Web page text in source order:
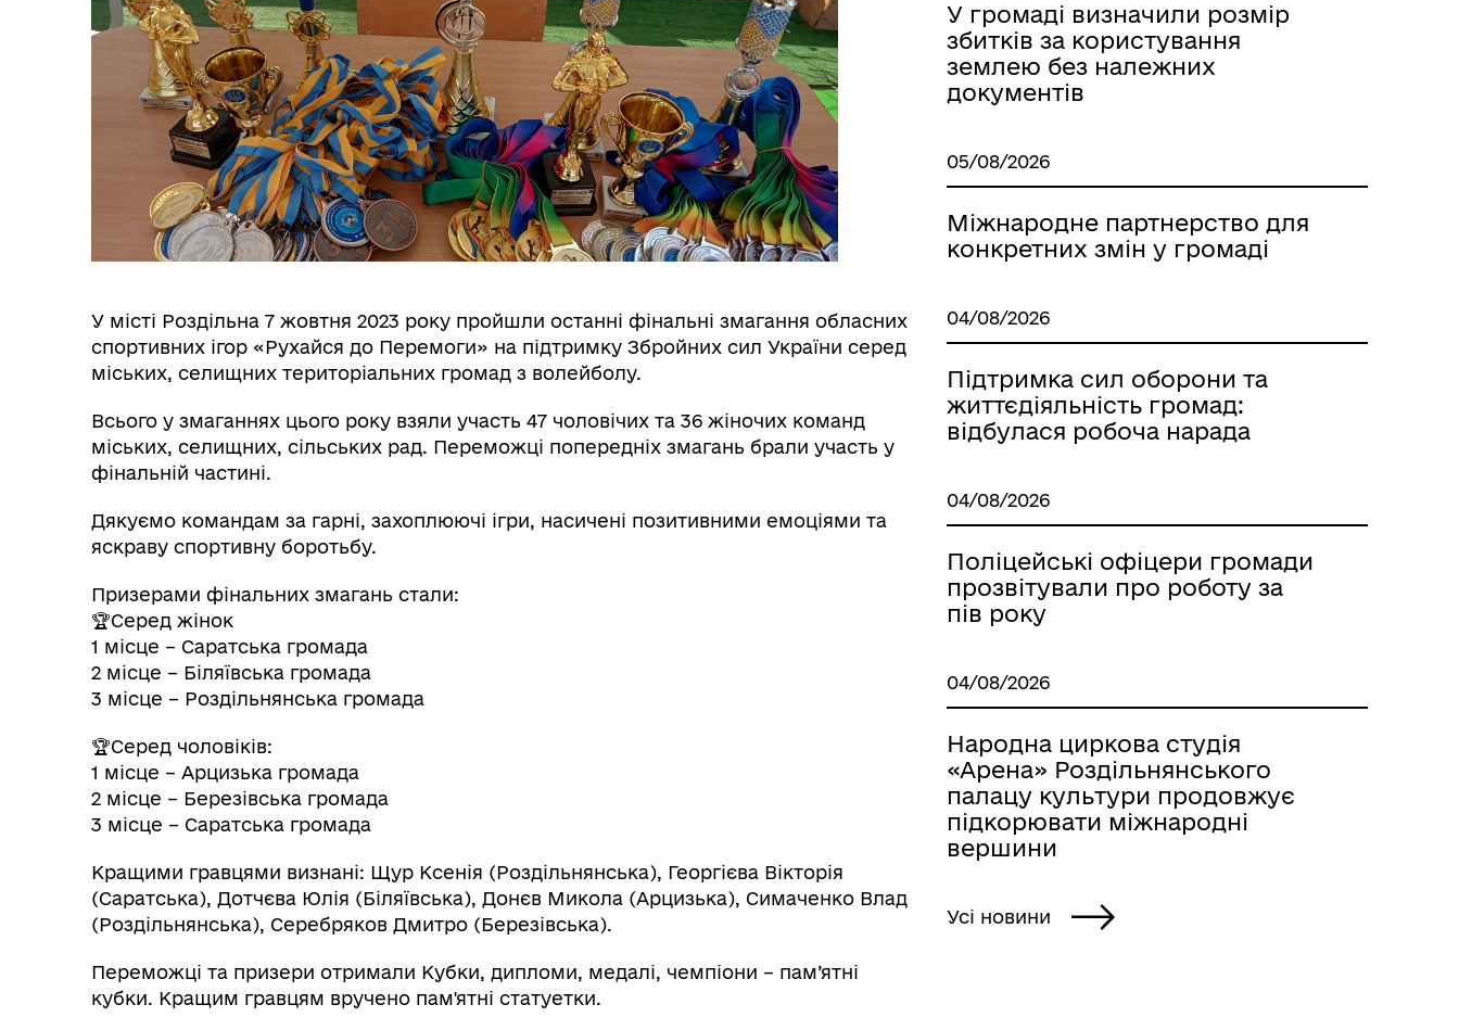
Графіки прийому громадян
ветеранам та їхнім родинам
У місті Роздільна 7 жовтня 2023 року пройшли останні фінальні змагання обласних
спортивних ігор «Рухайся до Перемоги» на підтримку Збройних сил України серед
міських, селищних територіальних громад з волейболу.
Всього у змаганнях цього року взяли участь 47 чоловічих та 36 жіночих команд
міських, селищних, сільських рад. Переможці попередніх змагань брали участь у
фінальній частині.
Дякуємо командам за гарні, захоплюючі ігри, насичені позитивними емоціями та
яскраву спортивну боротьбу.
Призерами фінальних змагань стали:
🏆Серед жінок
1 місце – Саратська громада
2 місце – Біляївська громада
3 місце – Роздільнянська громада
🏆Серед чоловіків:
1 місце – Арцизька громада
2 місце – Березівська громада
3 місце – Саратська громада
Кращими гравцями визнані: Щур Ксенія (Роздільнянська), Георгієва Вікторія
(Саратська), Дотчєва Юлія (Біляївська), Донєв Микола (Арцизька), Симаченко Влад
(Роздільнянська), Серебряков Дмитро (Березівська).
Переможці та призери отримали Кубки, дипломи, медалі, чемпіони – пам’ятні
кубки. Кращим гравцям вручено пам'ятні статуетки.
У громаді визначили розмір
збитків за користування
землею без належних
документів
05/08/2026
Міжнародне партнерство для
конкретних змін у громаді
04/08/2026
Підтримка сил оборони та
життєдіяльність громад:
відбулася робоча нарада
04/08/2026
Поліцейські офіцери громади
прозвітували про роботу за
пів року
04/08/2026
Народна циркова студія
«Арена» Роздільнянського
палацу культури продовжує
підкорювати міжнародні
вершини
Усі новини